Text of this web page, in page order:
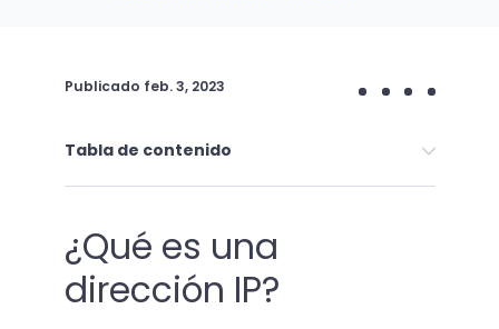
Publicado feb. 3, 2023
Tabla de contenido
¿Qué es una
dirección IP?